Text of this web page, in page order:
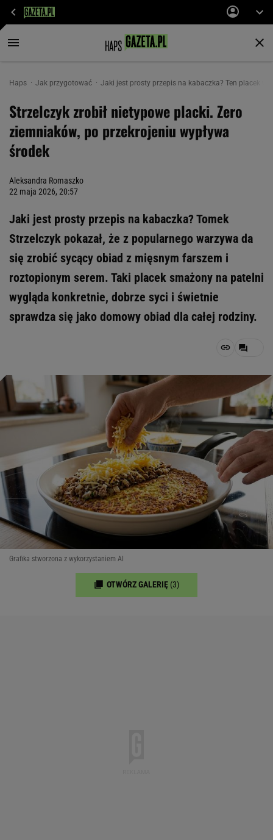
Haps Jak przygotować Jaki jest prosty przepis na kabaczka? Ten placek
Strzelczyk zrobił nietypowe placki. Zero
ziemniaków, po przekrojeniu wypływa
środek
Aleksandra Romaszko
22 maja 2026, 20:57
Jaki jest prosty przepis na kabaczka? Tomek
Strzelczyk pokazał, że z popularnego warzywa da
się zrobić sycący obiad z mięsnym farszem i
roztopionym serem. Taki placek smażony na patelni
wygląda konkretnie, dobrze syci i świetnie
sprawdza się jako domowy obiad dla całej rodziny.
Grafika stworzona z wykorzystaniem AI
OTWÓRZ GALERIĘ (3)